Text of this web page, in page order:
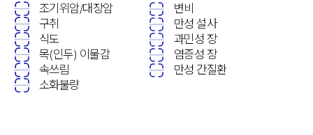
조기위암/대장암
변비
구취
만성 설사
식도
과민성 장
목(인두) 이물감
염증성 장
속쓰림
만성 간질환
소화불량